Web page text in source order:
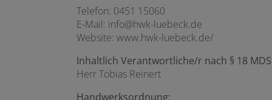
Telefon: 0451 15060
E-Mail: info@hwk-luebeck.de
Website: www.hwk-luebeck.de/
Inhaltlich Verantwortliche/r nach § 18
Herr Tobias Reinert
Handwerksordnung: